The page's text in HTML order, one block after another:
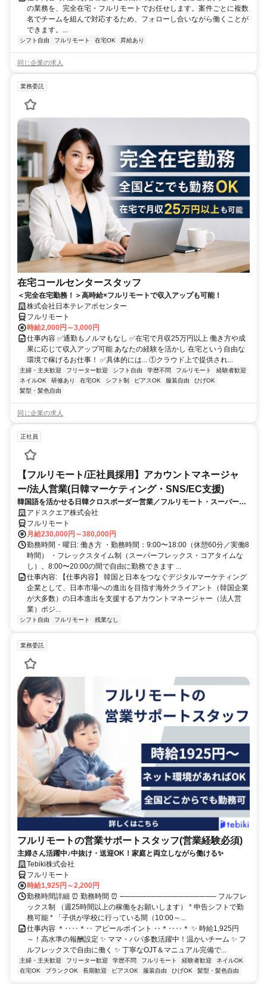
の業務を、完全在宅・フルリモートでお任せします。案件ごとに複数
名でチームを組んで対応するため、フォローし合いながら働くことが
できます。...
シフト自由 フルリモート 在宅OK 昇給あり
同じ企業の求人
業務委託
在宅コールセンタースタッフ
＜完全在宅勤務！＞高時給×フルリモートで収入アップも可能！
株式会社日本テレアポセンター
フルリモート
時給2,000円～3,000円
仕事内容 ✅通勤もノルマもなし ✅在宅で月収25万円以上 働き方や成
果に応じて収入アップ可能 あなたの経験を活かし 在宅という自由な
環境で稼げるお仕事！ ✅具体的には... ①クラウド上で提供され...
主婦・主夫歓迎 フリーター歓迎 シフト自由 学歴不問 フルリモート
経験者歓迎
ネイルOK
研修あり 在宅OK シフト制 ピアスOK 服装自由
ひげOK
髪型・髪色自由
同じ企業の求人
正社員
【フルリモート/正社員採用】アカウントマネージャ
ー/法人営業(日韓マーケティング・SNS/EC支援)
韓国語を活かせる日韓クロスボーダー営業／フルリモート・スーパーフ
レックス
アドスクエア株式会社
フルリモート
月給230,000円～380,000円
勤務時間・曜日: 働き方 ・勤務時間：9:00〜18:00（休憩60分／実働8
時間） ・フレックスタイム制（スーパーフレックス・コアタイムな
し）。8:00〜20:00の間で自由に勤務できます ...
仕事内容: 【仕事内容】 韓国と日本をつなぐデジタルマーケティング
企業として、日本市場への進出を目指す海外クライアント（韓国企業
が大多数）の日本進出を支援するアカウントマネージャー（法人営
業）ポジ...
シフト自由 フルリモート 残業なし
業務委託
フルリモートの営業サポートスタッフ(営業経験必須)
主婦さん活躍中♪中抜け・送迎OK！家庭と両立しながら働ける✨
Tebiki株式会社
フルリモート
時給1,925円～2,200円
勤務時間詳細 ⏰ 勤務時間 ⏰ ────────────────── フルフレ
ックス制 （週25時間以上の稼働をお願いします） * 申告シフトで勤
務可能 * 「子供が学校に行っている間（10:00～...
仕事内容 ＊‥‥＊‥ アピールポイント ‥＊‥‥＊ ✨ 時給1,925円
～！高水準の報酬設定 ✨ ママ・パパ多数活躍中！温かいチーム ✨ フ
ルフレックスで自由に働く ✨ 丁寧なOJT＆マニュアル完備で...
主婦・主夫歓迎 フリーター歓迎 学歴不問 フルリモート 経験者歓迎
ネイルOK
在宅OK
ブランクOK 長期歓迎 ピアスOK 服装自由 ひげOK 髪型・髪色自由